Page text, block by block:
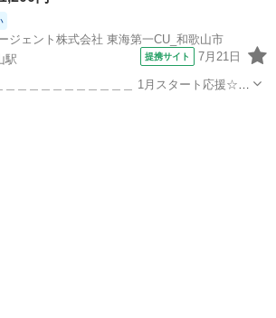
ジェント株式会社 東海第一CU_和歌山市
駅
提携サイト 7月21日